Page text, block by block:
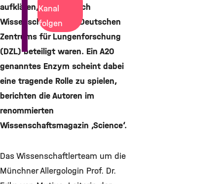
aufklären, an dem auch
Wissenschaftler des Deutschen
Zentrums für Lungenforschung
(DZL) beteiligt waren. Ein A20
genanntes Enzym scheint dabei
eine tragende Rolle zu spielen,
berichten die Autoren im
renommierten
Wissenschaftsmagazin ‚Science‘.
Das Wissenschaftlerteam um die
Münchner Allergologin Prof. Dr.
Kanal
folgen